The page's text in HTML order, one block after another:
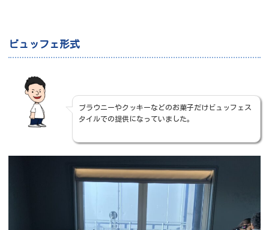
ビュッフェ形式
ブラウニーやクッキーなどのお菓子だけビュッフェス
タイルでの提供になっていました。